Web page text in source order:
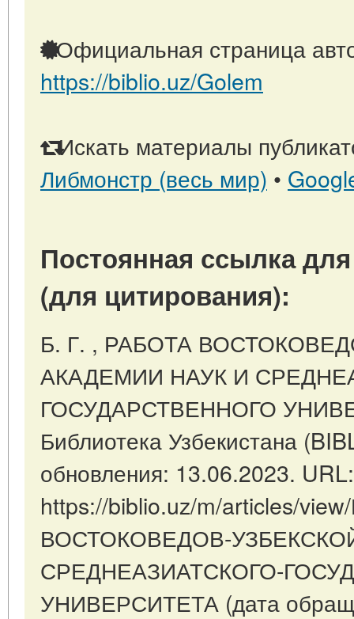
Официальная страница
https://biblio.uz/Golem
Искать материалы
Либмонстр (весь мир) •
Постоянная ссылка
(для цитирования):
Б. Г. , РАБОТА
АКАДЕМИИ НАУК И
ГОСУДАРСТВЕННОГО
Библиотека Узбекистана
обновления: 13.06.2023. URL:
https://biblio.uz/m/articles/
ВОСТОКОВЕДОВ-
СРЕДНЕАЗИАТСКОГО-
УНИВЕРСИТЕТА (дата